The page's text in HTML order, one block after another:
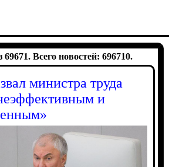
Всего новостей: 696710.
министра труда
и